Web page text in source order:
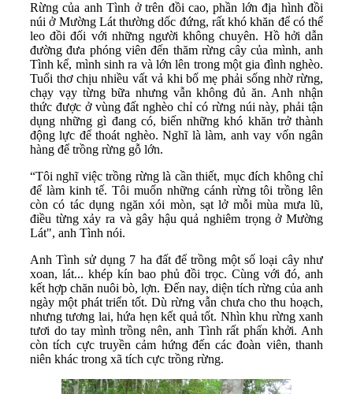
Rừng của anh Tình ở trên đồi cao, phần lớn địa hình đồi
núi ở Mường Lát thường dốc đứng, rất khó khăn để có thể
leo đồi đối với những người không chuyên. Hồ hởi dẫn
đường đưa phóng viên đến thăm rừng cây của mình, anh
Tình kể, mình sinh ra và lớn lên trong một gia đình nghèo.
Tuổi thơ chịu nhiều vất vả khi bố mẹ phải sống nhờ rừng,
chạy vạy từng bữa nhưng vẫn không đủ ăn. Anh nhận
thức được ở vùng đất nghèo chỉ có rừng núi này, phải tận
dụng những gì đang có, biến những khó khăn trở thành
động lực để thoát nghèo. Nghĩ là làm, anh vay vốn ngân
hàng để trồng rừng gỗ lớn.
“Tôi nghĩ việc trồng rừng là cần thiết, mục đích không chỉ
để làm kinh tế. Tôi muốn những cánh rừng tôi trồng lên
còn có tác dụng ngăn xói mòn, sạt lở mỗi mùa mưa lũ,
điều từng xảy ra và gây hậu quả nghiêm trọng ở Mường
Lát", anh Tình nói.
Anh Tình sử dụng 7 ha đất để trồng một số loại cây như
xoan, lát... khép kín bao phủ đồi trọc. Cùng với đó, anh
kết hợp chăn nuôi bò, lợn. Đến nay, diện tích rừng của anh
ngày một phát triển tốt. Dù rừng vẫn chưa cho thu hoạch,
nhưng tương lai, hứa hẹn kết quả tốt. Nhìn khu rừng xanh
tươi do tay mình trồng nên, anh Tình rất phấn khởi. Anh
còn tích cực truyền cảm hứng đến các đoàn viên, thanh
niên khác trong xã tích cực trồng rừng.